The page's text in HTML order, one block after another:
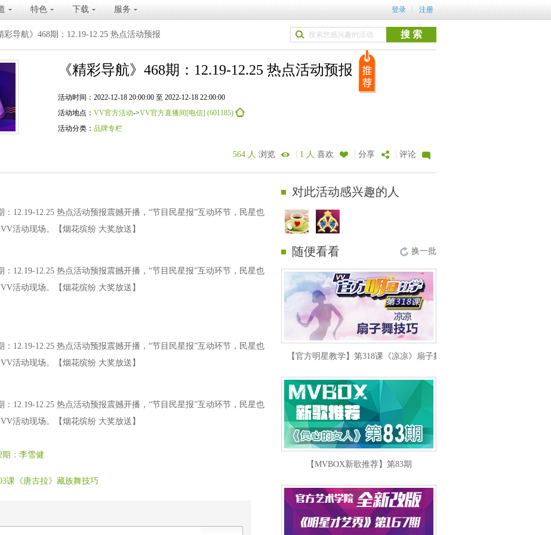
特色 下载 服务 登录 注册
彩导航》468期：12.19-12.25 热点活动预报
《精彩导航》468期：12.19-12.25 热点活动预报
活动时间：2022-12-18 20:00:00 至 2022-12-18 22:00:00
活动地点： VV官方活动->VV官方直播间[电信] (601185)
活动分类： 品牌专栏
564 人 浏览 | 1 人 喜欢 | 分享 | 评论
12.19-12.25 热点活动预报震撼开播，“节目民星报”互动环节，民星也
活动现场。【烟花缤纷 大奖放送】
12.19-12.25 热点活动预报震撼开播，“节目民星报”互动环节，民星也
活动现场。【烟花缤纷 大奖放送】
12.19-12.25 热点活动预报震撼开播，“节目民星报”互动环节，民星也
活动现场。【烟花缤纷 大奖放送】
12.19-12.25 热点活动预报震撼开播，“节目民星报”互动环节，民星也
活动现场。【烟花缤纷 大奖放送】
期：李雪健
课《唐古拉》藏族舞技巧
对此活动感兴趣的人
随便看看 换一批
【官方明星教学】第318课《凉凉》扇子舞技巧
【MVBOX新歌推荐】第83期